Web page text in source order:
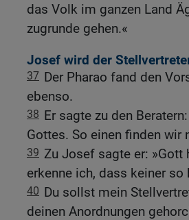
das Volk im ganzen Land
zugrunde gehen.«
Josef wird der
37 Der Pharao fand den
ebenso.
38 Er sagte zu den
Gottes. So einen finden wir
39 Zu Josef sagte er: »Gott
erkenne ich, dass keiner
40 Du sollst mein
deinen Anordnungen